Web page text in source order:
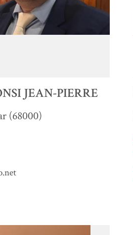
JEAN-PIERRE
(68000)